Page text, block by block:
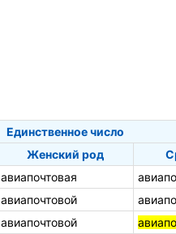
Единственное число
Женский род
авиапочтовая
авиапочтовой
авиапочтовой